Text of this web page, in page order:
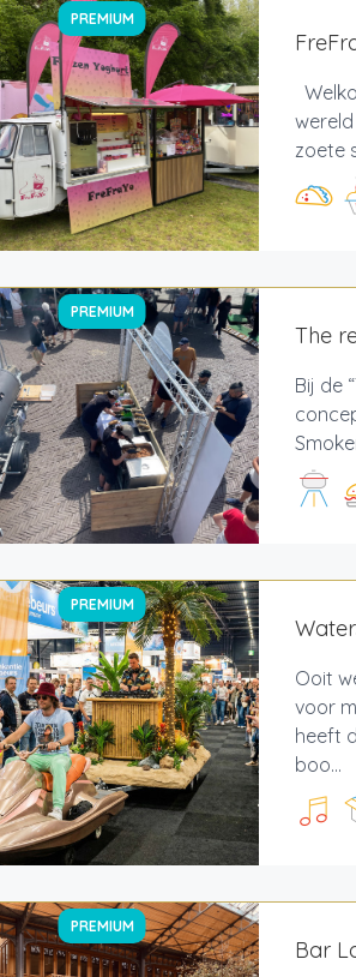
PREMIUM
zoete
PREMIUM
The
Bij de
PREMIUM
Ooit
voor
heeft
boo...
PREMIUM
Bar